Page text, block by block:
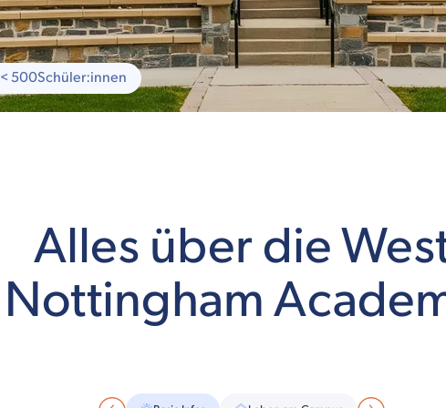
< 500Schüler:innen
Alles über die
Nottingham